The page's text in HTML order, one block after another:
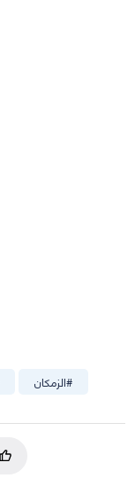
#الزمكان